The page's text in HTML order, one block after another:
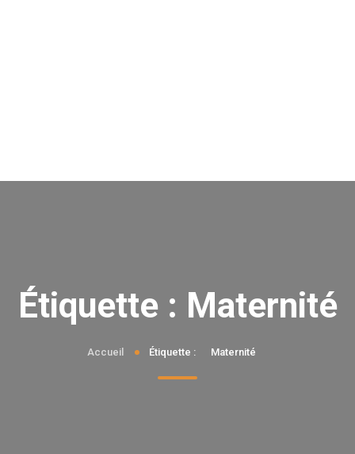
Étiquette : Maternité
Accueil Étiquette : Maternité